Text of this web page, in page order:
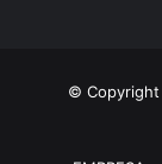
©